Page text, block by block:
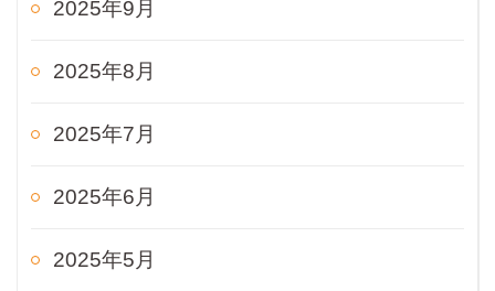
2025年9月
2025年8月
2025年7月
2025年6月
2025年5月